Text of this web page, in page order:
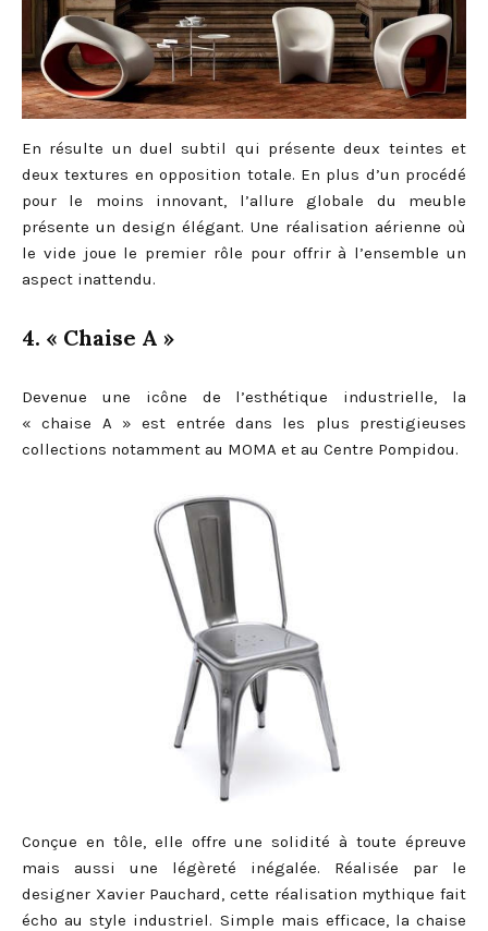
En résulte un duel subtil qui présente deux teintes et
deux textures en opposition totale. En plus d’un procédé
pour le moins innovant, l’allure globale du meuble
présente un design élégant. Une réalisation aérienne où
le vide joue le premier rôle pour offrir à l’ensemble un
aspect inattendu.
4. « Chaise A »
Devenue une icône de l’esthétique industrielle, la
« chaise A » est entrée dans les plus prestigieuses
collections notamment au MOMA et au Centre Pompidou.
Conçue en tôle, elle offre une solidité à toute épreuve
mais aussi une légèreté inégalée. Réalisée par le
designer Xavier Pauchard, cette réalisation mythique fait
écho au style industriel. Simple mais efficace, la chaise